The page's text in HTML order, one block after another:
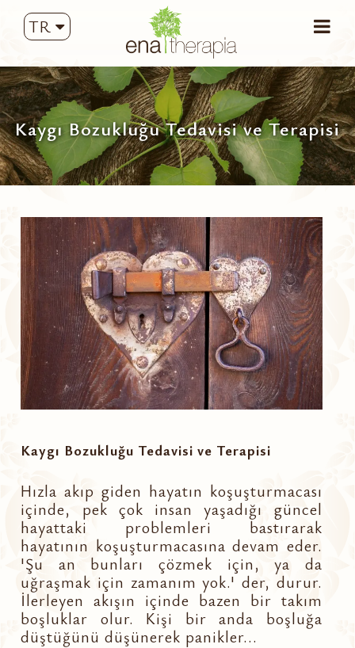
TR
Kaygı Bozukluğu Tedavisi ve Terapisi
Kaygı Bozukluğu Tedavisi ve Terapisi
Hızla akıp giden hayatın koşuşturmacası
içinde, pek çok insan yaşadığı güncel
hayattaki problemleri bastırarak
hayatının koşuşturmacasına devam eder.
'Şu an bunları çözmek için, ya da
uğraşmak için zamanım yok.' der, durur.
İlerleyen akışın içinde bazen bir takım
boşluklar olur. Kişi bir anda boşluğa
düştüğünü düşünerek panikler...